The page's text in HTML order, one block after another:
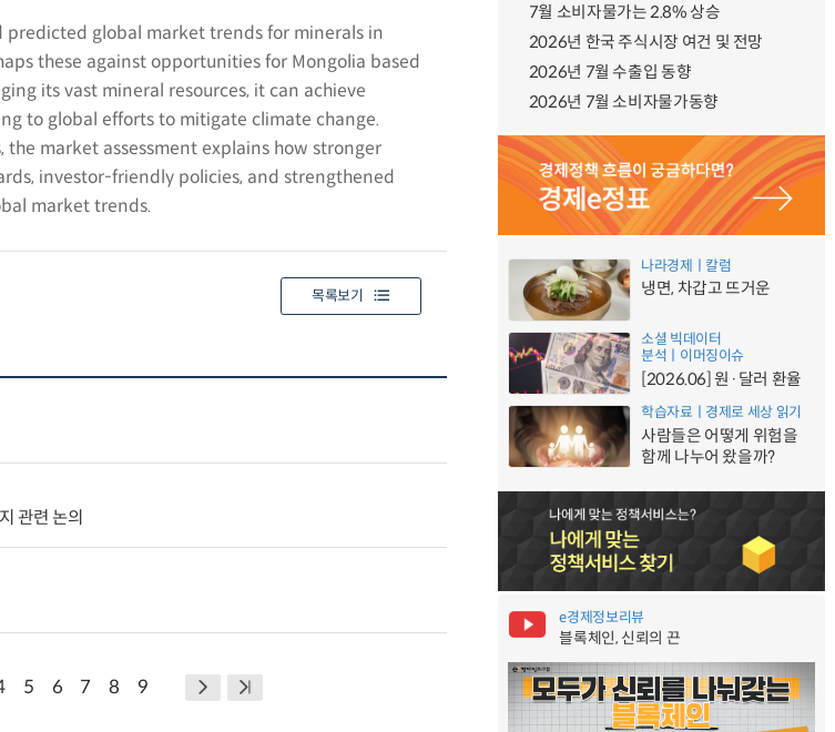
global market trends for minerals in
these against opportunities for Mongolia based
its vast mineral resources, it can achieve
to global efforts to mitigate climate change.
market assessment explains how stronger
investor-friendly policies, and strengthened
market trends.
목록보기
관련 논의
5 6 7 8 9
7월 소비자물가는 2.8% 상승
2026년 한국 주식시장 여건 및 전망
2026년 7월 수출입 동향
2026년 7월 소비자물가동향
나라경제ㅣ칼럼
냉면, 차갑고 뜨거운
소셜 빅데이터
분석ㅣ이머징이슈
[2026.06] 원·달러 환율
학습자료ㅣ경제로 세상 읽기
사람들은 어떻게 위험을
함께 나누어 왔을까?
e경제정보리뷰
블록체인, 신뢰의 끈